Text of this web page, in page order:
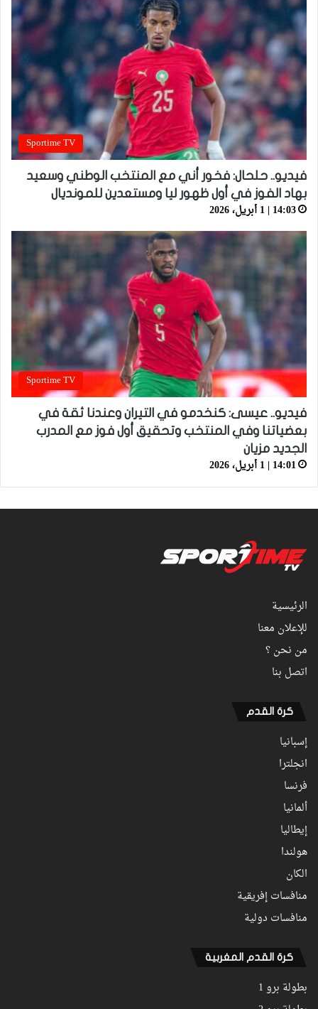
Sportime TV
فيديو.. حلحال: فخور أني مع المنتخب الوطني وسعيد
بهاد الفوز في أول ظهور ليا ومستعدين للمونديال
14:03 | 1 أبريل، 2026
Sportime TV
فيديو.. عيسى: كنخدمو في التيران وعندنا ثقة في
بعضياتنا وفي المنتخب وتحقيق أول فوز مع المدرب
الجديد مزيان
14:01 | 1 أبريل، 2026
الرئيسية
للإعلان معنا
من نحن ؟
اتصل بنا
كرة القدم
إسبانيا
انجلترا
فرنسا
ألمانيا
إيطاليا
هولندا
الكان
منافسات إفريقية
منافسات دولية
كرة القدم المغربية
بطولة برو 1